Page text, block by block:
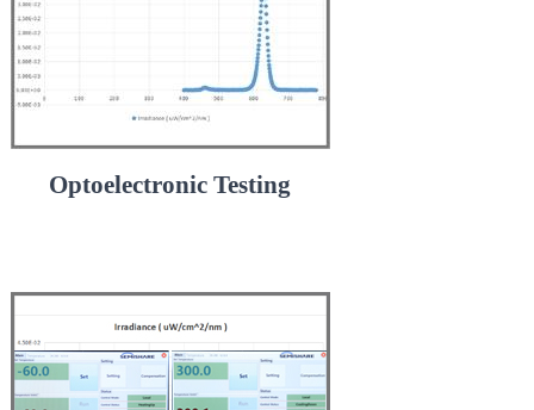
Optoelectronic Testing